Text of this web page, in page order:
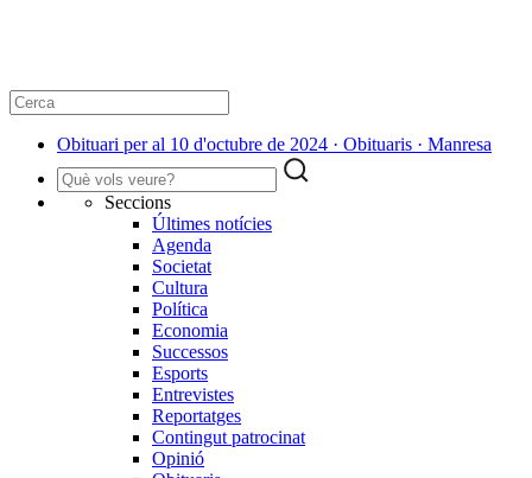
Obituari per al 10 d'octubre de 2024 · Obituaris · Manresa
Seccions
Últimes notícies
Agenda
Societat
Cultura
Política
Economia
Successos
Esports
Entrevistes
Reportatges
Contingut patrocinat
Opinió